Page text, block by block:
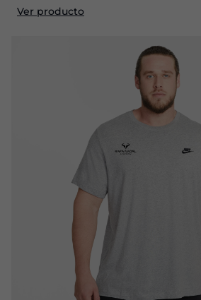
Ver producto